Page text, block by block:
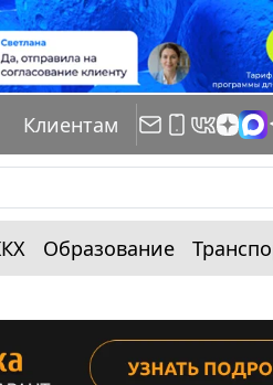
Клиентам
Образование